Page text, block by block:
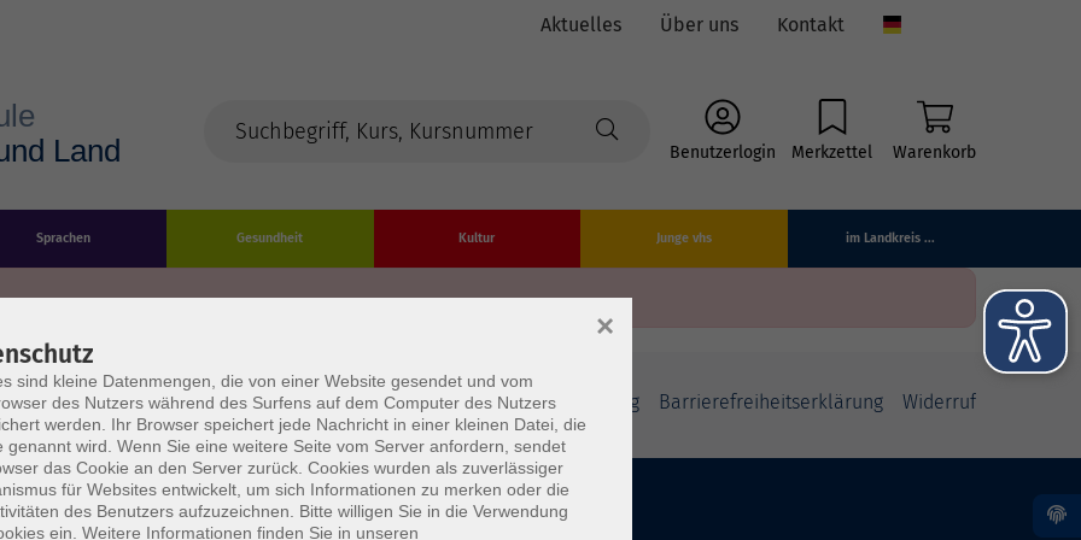
Aktuelles Über uns Kontakt
Benutzerlogin Merkzettel Warenkorb
Sprachen Gesundheit Kultur Junge vhs im Landkreis ...
Impressum Datenschutzerklärung AGB/Widerrufsbelehrung Barrierefreiheitserklärung Widerruf
sind kleine Datenmengen, die von einer Website gesendet und vom
des Nutzers während des Surfens auf dem Computer des Nutzers
werden. Ihr Browser speichert jede Nachricht in einer kleinen Datei, die
genannt wird. Wenn Sie eine weitere Seite vom Server anfordern, sendet
das Cookie an den Server zurück. Cookies wurden als zuverlässiger
für Websites entwickelt, um sich Informationen zu merken oder die
des Benutzers aufzuzeichnen. Bitte willigen Sie in die Verwendung
ein. Weitere Informationen finden Sie in unseren
×